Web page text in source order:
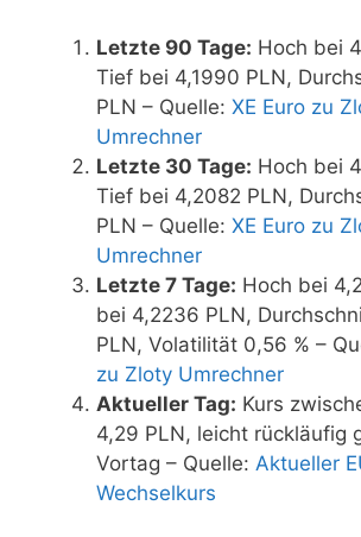
Letzte 90 Tage: Hoch bei
Tief bei 4,1990 PLN,
PLN – Quelle: XE Euro zu
Umrechner
Letzte 30 Tage: Hoch bei
Tief bei 4,2082 PLN,
PLN – Quelle: XE Euro zu
Umrechner
Letzte 7 Tage: Hoch bei
bei 4,2236 PLN,
PLN, Volatilität 0,56 % –
zu Zloty Umrechner
Aktueller Tag: Kurs
4,29 PLN, leicht rückläufig
Vortag – Quelle: Aktueller
Wechselkurs